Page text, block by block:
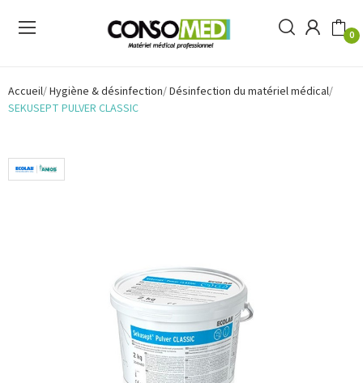
0
Accueil Hygiène & désinfection Désinfection du matériel médical
SEKUSEPT PULVER CLASSIC